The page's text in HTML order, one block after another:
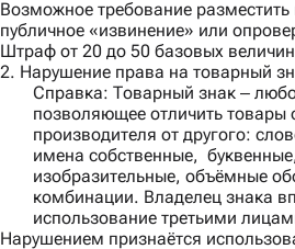
Возможное требование разместить
публичное «извинение» или
Штраф от 20 до 50 базовых
2. Нарушение права на товарный
Справка: Товарный знак ‒
позволяющее отличить товары
производителя от другого:
имена собственные,
изобразительные, объёмные
комбинации. Владелец знака
использование третьими
Нарушением признаётся